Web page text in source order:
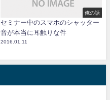
俺の話
セミナー中のスマホのシャッター
音が本当に耳触りな件
2016.01.11